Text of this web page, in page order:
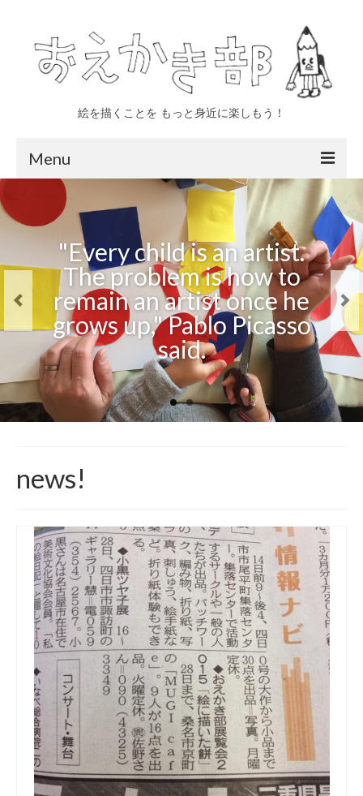
絵を描くことを もっと身近に楽しもう！
Menu
トップページ
おえかき部について
四日市
いなべ
親子 年少〜小学生対象
オンラインおえかき部
展覧会やイベントの記録
入部などお問い合わせ
"Every child is an artist.
The problem is how to
remain an artist once he
grows up," Pablo Picasso
said.
"Life can be wonderful if
you’re not afraid of it. All
it takes is courage,
imagination… and a little
dough," Charlie Chaplin
said.
news!